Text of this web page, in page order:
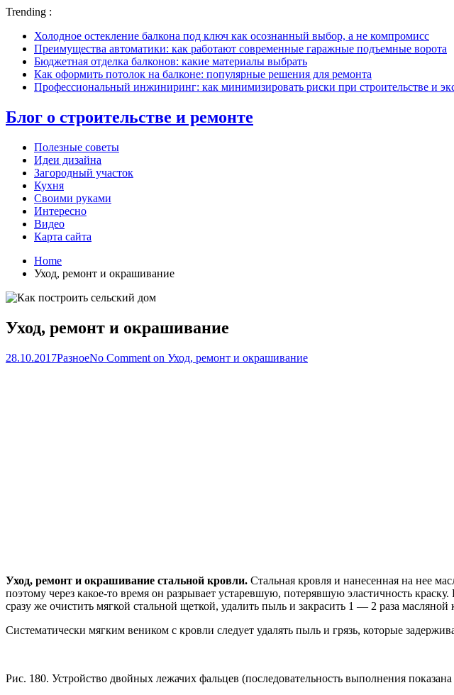
Trending :
Холодное остекление балкона под ключ как осознанный выбор, а не компромисс
Преимущества автоматики: как работают современные гаражные подъемные ворота
Бюджетная отделка балконов: какие материалы выбрать
Как оформить потолок на балконе: популярные решения для ремонта
Профессиональный инжиниринг: как минимизировать риски при строительстве и
Блог о строительстве и ремонте
Полезные советы
Идеи дизайна
Загородный участок
Кухня
Своими руками
Интересно
Видео
Карта сайта
Home
Уход, ремонт и окрашивание
Уход, ремонт и окрашивание
28.10.2017РазноеNo Comment on Уход, ремонт и окрашивание
Уход, ремонт и окрашивание стальной кровли. Стальная кровля и нанесенная на нее
поэтому через какое-то время он разрывает устаревшую, потерявшую эластичность
сразу же очистить мягкой стальной щеткой, удалить пыль и закрасить 1 — 2 раза масляной
Систематически мягким веником с кровли следует удалять пыль и грязь, которые
Рис. 180. Устройство двойных лежачих фальцев (последовательность выполнения